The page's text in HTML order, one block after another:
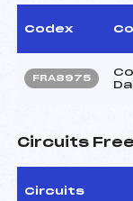
Codex
FRA8975
Circuits
Circuits